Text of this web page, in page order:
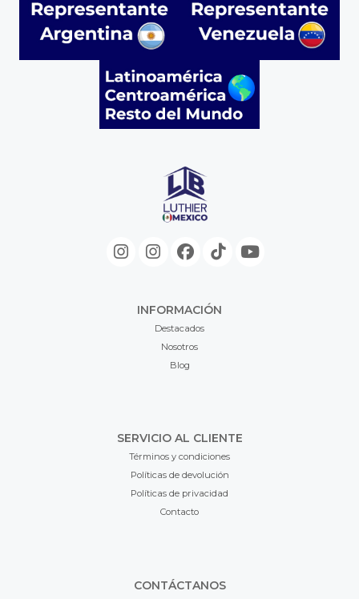
INFORMACIÓN
Destacados
Nosotros
Blog
SERVICIO AL CLIENTE
Términos y condiciones
Políticas de devolución
Políticas de privacidad
Contacto
CONTÁCTANOS